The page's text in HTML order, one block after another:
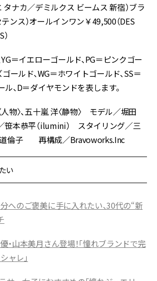
タナカ／デミルクス ビームス 新宿）ブラ
ンス）オールインワン￥49,500（DES
＝イエローゴールド、PG＝ピンクゴー
ゴールド、WG＝ホワイトゴールド、SS＝
、D＝ダイヤモンドを表します。
物〉、五十嵐 洋〈静物〉 モデル／堀田
本恭平（ilumini） スタイリング／三
倫子 再構成／Bravoworks.Inc
い
分へのご褒美に手に入れたい、30代の“新
優・山本美月さん登場！「憧れブランドで完
ャレ」